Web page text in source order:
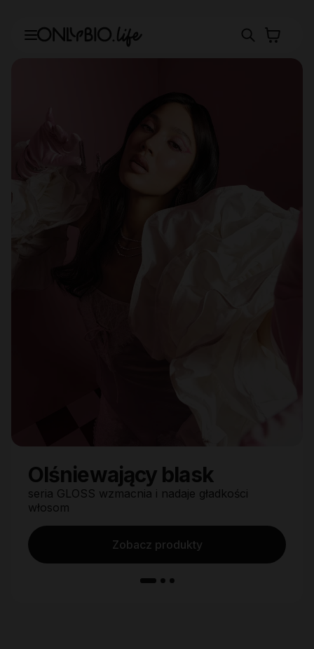
Olśniewający blask
seria GLOSS wzmacnia i nadaje gładkości
włosom
Zobacz produkty